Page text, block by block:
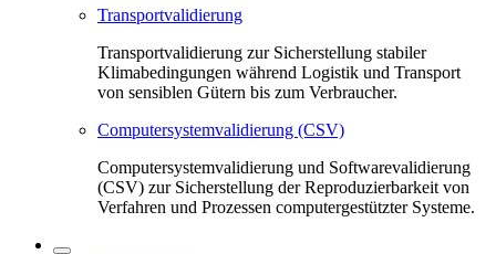
Transportvalidierung
Transportvalidierung zur Sicherstellung stabiler
Klimabedingungen während Logistik und Transport
von sensiblen Gütern bis zum Verbraucher.
Computersystemvalidierung (CSV)
Computersystemvalidierung und Softwarevalidierung
(CSV) zur Sicherstellung der Reproduzierbarkeit von
Verfahren und Prozessen computergestützter Systeme.